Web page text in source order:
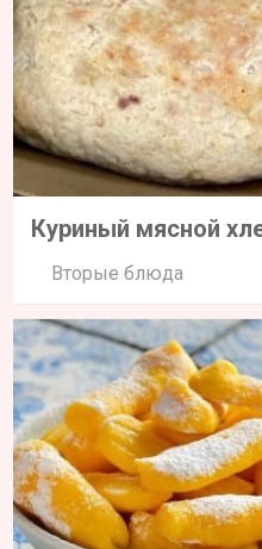
Куриный мясной
Вторые блюда